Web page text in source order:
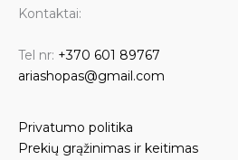
Kontaktai:
Tel nr: +370 601 89767
ariashopas@gmail.com
Privatumo politika
Prekių grąžinimas ir keitimas